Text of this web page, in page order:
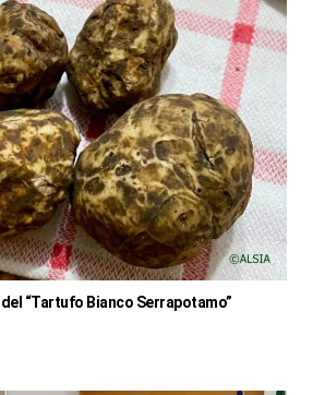
“Tartufo Bianco Serrapotamo”